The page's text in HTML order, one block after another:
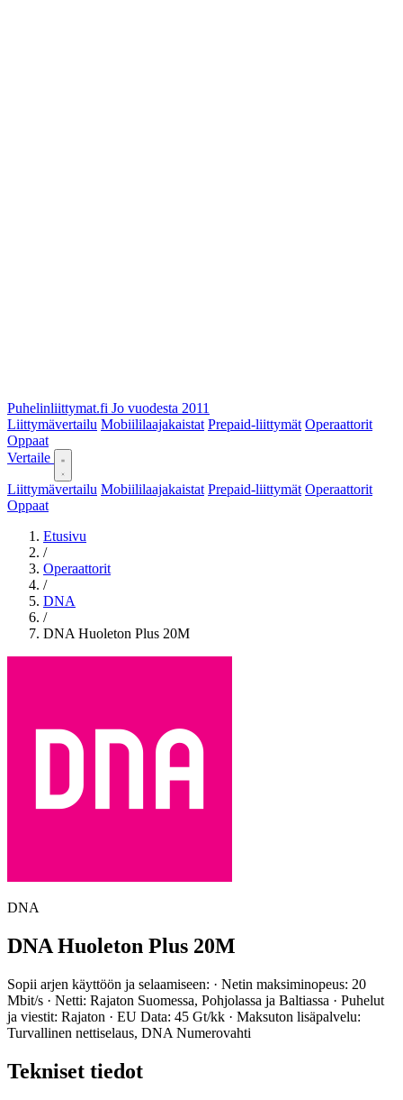
Puhelinliittymat.fi Jo vuodesta 2011
Liittymävertailu Mobiililaajakaistat Prepaid-liittymät Operaattorit
Oppaat
Vertaile
Liittymävertailu Mobiililaajakaistat Prepaid-liittymät Operaattorit
Oppaat
Etusivu
/
Operaattorit
/
DNA
/
DNA Huoleton Plus 20M
DNA
DNA Huoleton Plus 20M
Sopii arjen käyttöön ja selaamiseen: · Netin maksiminopeus: 20
Mbit/s · Netti: Rajaton Suomessa, Pohjolassa ja Baltiassa · Puhelut
ja viestit: Rajaton · EU Data: 45 Gt/kk · Maksuton lisäpalvelu:
Turvallinen nettiselaus, DNA Numerovahti
Tekniset tiedot